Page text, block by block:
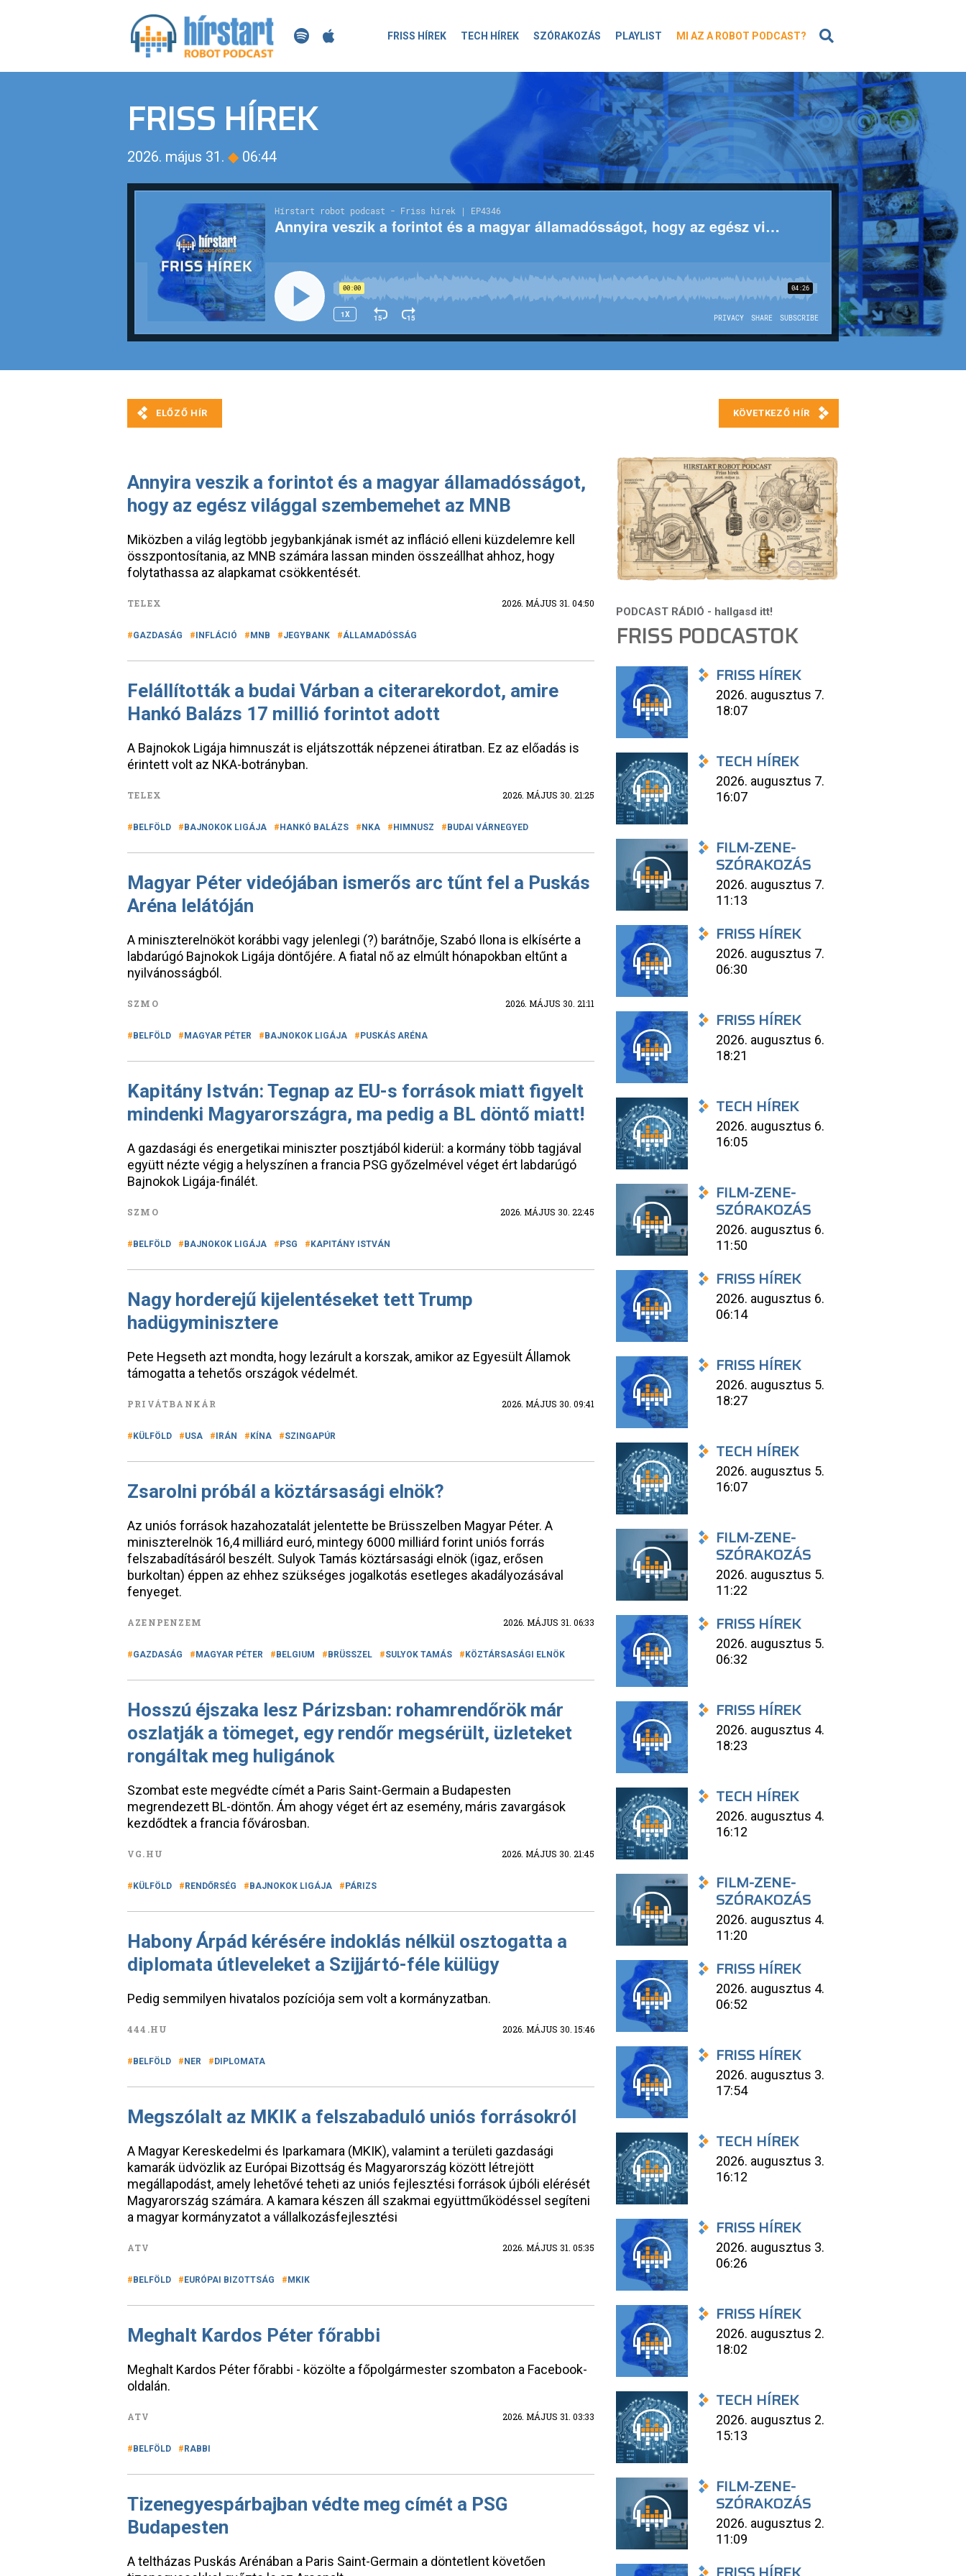
FRISS HÍREK TECH HÍREK SZÓRAKOZÁS PLAYLIST MI AZ A ROBOT PODCAST?
FRISS HÍREK
2026. május 31. ◆ 06:44
Annyira veszik a forintot és a magyar államadósságot,
hogy az egész világgal szembemehet az MNB
Miközben a világ legtöbb jegybankjának ismét az infláció elleni küzdelemre kell
összpontosítania, az MNB számára lassan minden összeállhat ahhoz, hogy
folytathassa az alapkamat csökkentését.
TELEX 2026. MÁJUS 31. 04:50
GAZDASÁG INFLÁCIÓ MNB JEGYBANK ÁLLAMADÓSSÁG
Felállították a budai Várban a citerarekordot, amire
Hankó Balázs 17 millió forintot adott
A Bajnokok Ligája himnuszát is eljátszották népzenei átiratban. Ez az előadás is
érintett volt az NKA-botrányban.
TELEX 2026. MÁJUS 30. 21:25
BELFÖLD BAJNOKOK LIGÁJA HANKÓ BALÁZS NKA HIMNUSZ BUDAI VÁRNEGYED
Magyar Péter videójában ismerős arc tűnt fel a Puskás
Aréna lelátóján
A miniszterelnököt korábbi vagy jelenlegi (?) barátnője, Szabó Ilona is elkísérte a
labdarúgó Bajnokok Ligája döntőjére. A fiatal nő az elmúlt hónapokban eltűnt a
nyilvánosságból.
SZMO 2026. MÁJUS 30. 21:11
BELFÖLD MAGYAR PÉTER BAJNOKOK LIGÁJA PUSKÁS ARÉNA
Kapitány István: Tegnap az EU-s források miatt figyelt
mindenki Magyarországra, ma pedig a BL döntő miatt!
A gazdasági és energetikai miniszter posztjából kiderül: a kormány több tagjával
együtt nézte végig a helyszínen a francia PSG győzelmével véget ért labdarúgó
Bajnokok Ligája-finálét.
SZMO 2026. MÁJUS 30. 22:45
BELFÖLD BAJNOKOK LIGÁJA PSG KAPITÁNY ISTVÁN
Nagy horderejű kijelentéseket tett Trump
hadügyminisztere
Pete Hegseth azt mondta, hogy lezárult a korszak, amikor az Egyesült Államok
támogatta a tehetős országok védelmét.
PRIVÁTBANKÁR 2026. MÁJUS 30. 09:41
KÜLFÖLD USA IRÁN KÍNA SZINGAPÚR
Zsarolni próbál a köztársasági elnök?
Az uniós források hazahozatalát jelentette be Brüsszelben Magyar Péter. A
miniszterelnök 16,4 milliárd euró, mintegy 6000 milliárd forint uniós forrás
felszabadításáról beszélt. Sulyok Tamás köztársasági elnök (igaz, erősen
burkoltan) éppen az ehhez szükséges jogalkotás esetleges akadályozásával
fenyeget.
AZENPENZEM 2026. MÁJUS 31. 06:33
GAZDASÁG MAGYAR PÉTER BELGIUM BRÜSSZEL SULYOK TAMÁS KÖZTÁRSASÁGI ELNÖK
Hosszú éjszaka lesz Párizsban: rohamrendőrök már
oszlatják a tömeget, egy rendőr megsérült, üzleteket
rongáltak meg huligánok
Szombat este megvédte címét a Paris Saint-Germain a Budapesten
megrendezett BL-döntőn. Ám ahogy véget ért az esemény, máris zavargások
kezdődtek a francia fővárosban.
VG.HU 2026. MÁJUS 30. 21:45
KÜLFÖLD RENDŐRSÉG BAJNOKOK LIGÁJA PÁRIZS
Habony Árpád kérésére indoklás nélkül osztogatta a
diplomata útleveleket a Szijjártó-féle külügy
Pedig semmilyen hivatalos pozíciója sem volt a kormányzatban.
444.HU 2026. MÁJUS 30. 15:46
BELFÖLD NER DIPLOMATA
Megszólalt az MKIK a felszabaduló uniós forrásokról
A Magyar Kereskedelmi és Iparkamara (MKIK), valamint a területi gazdasági
kamarák üdvözlik az Európai Bizottság és Magyarország között létrejött
megállapodást, amely lehetővé teheti az uniós fejlesztési források újbóli elérését
Magyarország számára. A kamara készen áll szakmai együttműködéssel segíteni
a magyar kormányzatot a vállalkozásfejlesztési
ATV 2026. MÁJUS 31. 05:35
BELFÖLD EURÓPAI BIZOTTSÁG MKIK
Meghalt Kardos Péter főrabbi
Meghalt Kardos Péter főrabbi - közölte a főpolgármester szombaton a Facebook-
oldalán.
ATV 2026. MÁJUS 31. 03:33
BELFÖLD RABBI
Tizenegyespárbajban védte meg címét a PSG
Budapesten
A teltházas Puskás Arénában a Paris Saint-Germain a döntetlent követően
FRISS PODCASTOK
FRISS HÍREK
2026. augusztus 7.
18:07
TECH HÍREK
2026. augusztus 7.
16:07
FILM-ZENE-
SZÓRAKOZÁS
2026. augusztus 7.
11:13
FRISS HÍREK
2026. augusztus 7.
06:30
FRISS HÍREK
2026. augusztus 6.
18:21
TECH HÍREK
2026. augusztus 6.
16:05
FILM-ZENE-
SZÓRAKOZÁS
2026. augusztus 6.
11:50
FRISS HÍREK
2026. augusztus 6.
06:14
FRISS HÍREK
2026. augusztus 5.
18:27
TECH HÍREK
2026. augusztus 5.
16:07
FILM-ZENE-
SZÓRAKOZÁS
2026. augusztus 5.
11:22
FRISS HÍREK
2026. augusztus 5.
06:32
FRISS HÍREK
2026. augusztus 4.
18:23
TECH HÍREK
2026. augusztus 4.
16:12
FILM-ZENE-
SZÓRAKOZÁS
2026. augusztus 4.
11:20
FRISS HÍREK
2026. augusztus 4.
06:52
FRISS HÍREK
2026. augusztus 3.
17:54
TECH HÍREK
2026. augusztus 3.
16:12
FRISS HÍREK
2026. augusztus 3.
06:26
FRISS HÍREK
2026. augusztus 2.
18:02
TECH HÍREK
2026. augusztus 2.
15:13
FILM-ZENE-
SZÓRAKOZÁS
2026. augusztus 2.
11:09